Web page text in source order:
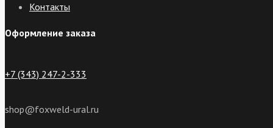
Контакты
Оформление заказа
+7 (343) 247-2-333
shop@foxweld-ural.ru